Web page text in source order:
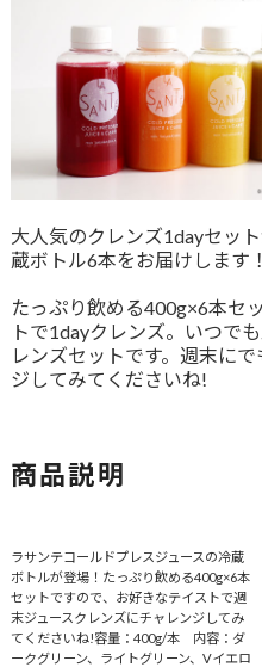
大人気のクレンズ1dayセッ
蔵ボトル6本をお届けします！
たっぷり飲める400g×6本セ
トで1dayクレンズ。いつで
レンズセットです。週末に
ジしてみてくださいね!
商品説明
ラサンテコールドプレスジュースの冷蔵
ボトルが登場！たっぷり飲める400g×6本
セットですので、お好きなテイストで週
末ジュースクレンズにチャレンジしてみ
てくださいね!容量：400g/本 内容：ダ
ークグリーン、ライトグリーン、Vイエロ